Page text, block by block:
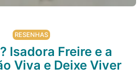
RESENHAS
Isadora Freire e a
Viva e Deixe Viver